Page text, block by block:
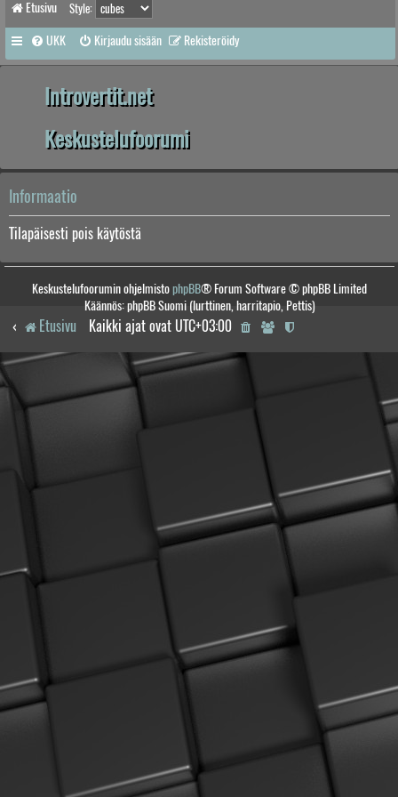
Etusivu Style:
UKK Kirjaudu sisään Rekisteröidy
Introvertit.net
Keskustelufoorumi
Informaatio
Tilapäisesti pois käytöstä
Keskustelufoorumin ohjelmistophpBB® Forum Software © phpBB Limited
Käännös: phpBB Suomi (lurttinen, harritapio, Pettis)
Etusivu Kaikki ajat ovat UTC+03:00